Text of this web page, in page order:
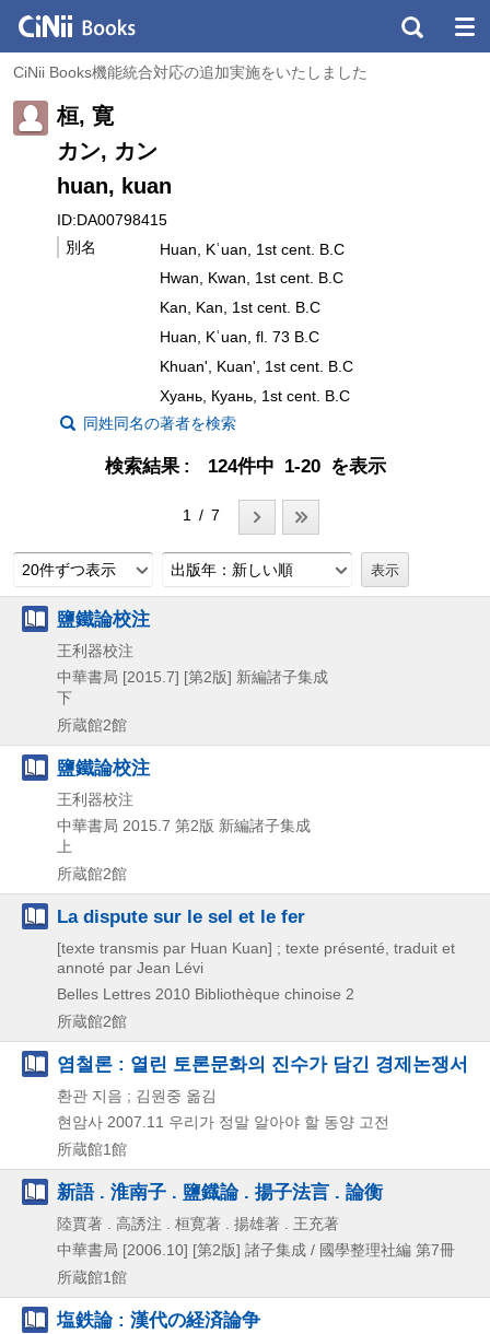
CiNii Books機能統合対応の追加実施をいたしました
桓, 寛
カン, カン
huan, kuan
ID:DA00798415
別名
Huan, Kʿuan, 1st cent. B.C
Hwan, Kwan, 1st cent. B.C
Kan, Kan, 1st cent. B.C
Huan, Kʿuan, fl. 73 B.C
Khuanʹ, Kuanʹ, 1st cent. B.C
Хуань, Куань, 1st cent. B.C
同姓同名の著者を検索
検索結果 124件中 1-20 を表示
1 / 7
20件ずつ表示 出版年：新しい順
鹽鐵論校注
王利器校注
中華書局 [2015.7] [第2版] 新編諸子集成
下
所蔵館2館
鹽鐵論校注
王利器校注
中華書局 2015.7 第2版 新編諸子集成
上
所蔵館2館
La dispute sur le sel et le fer
[texte transmis par Huan Kuan] ; texte présenté, traduit et
annoté par Jean Lévi
Belles Lettres 2010 Bibliothèque chinoise 2
所蔵館2館
염철론 : 열린 토론문화의 진수가 담긴 경제논쟁서
환관 지음 ; 김원중 옮김
현암사 2007.11 우리가 정말 알아야 할 동양 고전
所蔵館1館
新語 . 淮南子 . 鹽鐡論 . 揚子法言 . 論衡
陸賈著 . 高誘注 . 桓寛著 . 揚雄著 . 王充著
中華書局 [2006.10] [第2版] 諸子集成 / 國學整理社編 第7冊
所蔵館1館
塩鉄論 : 漢代の経済論争